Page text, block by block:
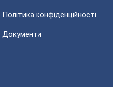
Політика конфіденційності
Документи